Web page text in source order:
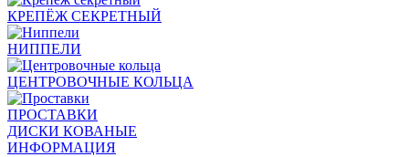
КРЕПЁЖ СЕКРЕТНЫЙ
НИППЕЛИ
ЦЕНТРОВОЧНЫЕ КОЛЬЦА
ПРОСТАВКИ
ДИСКИ КОВАНЫЕ
ИНФОРМАЦИЯ